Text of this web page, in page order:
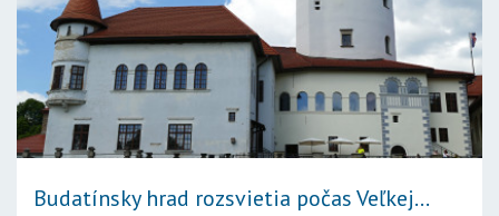
Budatínsky hrad rozsvietia počas Veľkej...